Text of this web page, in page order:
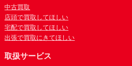
中古買取
店頭で買取してほしい
宅配で買取してほしい
出張で買取にきてほしい
取扱サービス